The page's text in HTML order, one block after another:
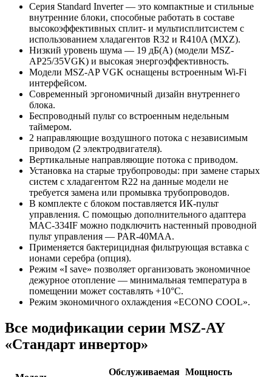
Серия Standard Inverter — это компактные и стильные
внутренние блоки, способные работать в составе
высокоэффективных сплит- и мультисплитсистем с
использованием хладагентов R32 и R410A (MXZ).
Низкий уровень шума — 19 дБ(А) (модели MSZ-
AP25/35VGK) и высокая энергоэффективность.
Модели MSZ-AP VGK оснащены встроенным Wi-Fi
интерфейсом.
Современный эргономичный дизайн внутреннего
блока.
Беспроводный пульт со встроенным недельным
таймером.
2 направляющие воздушного потока с независимым
приводом (2 электродвигателя).
Вертикальные направляющие потока с приводом.
Установка на старые трубопроводы: при замене старых
систем с хладагентом R22 на данные модели не
требуется замена или промывка трубопроводов.
В комплекте с блоком поставляется ИК-пульт
управления. С помощью дополнительного адаптера
MAC-334IF можно подключить настенный проводной
пульт управления — PAR-40MAA.
Применяется бактерицидная фильтрующая вставка с
ионами серебра (опция).
Режим «I save» позволяет организовать экономичное
дежурное отопление — минимальная температура в
помещении может составлять +10°С.
Режим экономичного охлаждения «ECONO COOL».
Все модификации серии MSZ-AY
«Стандарт инвертор»
Обслуживаемая Мощность